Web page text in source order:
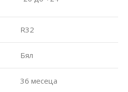
R32
Бял
36 месеца